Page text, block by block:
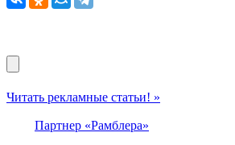
Читать рекламные статьи! »
Партнер «Рамблера»